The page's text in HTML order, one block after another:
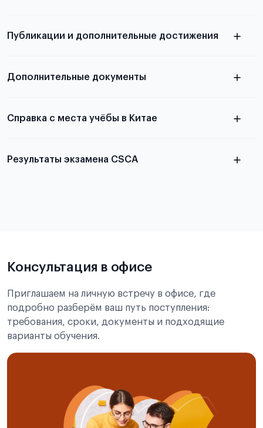
письма
статье
Публикации и дополнительные достижения
Дополнительные документы
Справка с места учёбы в Китае
Результаты экзамена CSCA
Консультация в офисе
Приглашаем на личную встречу в офисе, где
подробно разберём ваш путь поступления:
требования, сроки, документы и подходящие
варианты обучения.